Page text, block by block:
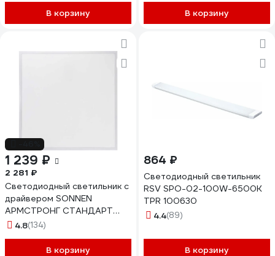
до 15шт 190-240В/50Гц
5003149A
В корзину
шнуром, 570х22х35мм
27946
В корзину
1 239 ₽
2 281 ₽
Светодиодный светильник с
драйвером SONNEN
АРМСТРОНГ СТАНДАРТ
4000K, 595x595x30, 40Вт
4.8(134)
В корзину
864 ₽
Светодиодный светильник
RSV SPO-02-100W-6500K
TPR 100630
4.4(89)
В корзину